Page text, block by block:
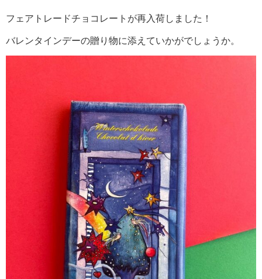
フェアトレードチョコレートが再入荷しました！
バレンタインデーの贈り物に添えていかがでしょうか。